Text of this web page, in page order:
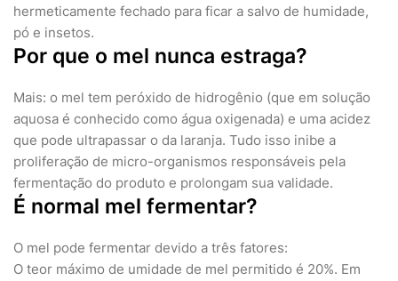
hermeticamente fechado para ficar a salvo de humidade,
pó e insetos.
Por que o mel nunca estraga?
Mais: o mel tem peróxido de hidrogênio (que em solução
aquosa é conhecido como água oxigenada) e uma acidez
que pode ultrapassar o da laranja. Tudo isso inibe a
proliferação de micro-organismos responsáveis pela
fermentação do produto e prolongam sua validade.
É normal mel fermentar?
O mel pode fermentar devido a três fatores:
O teor máximo de umidade de mel permitido é 20%. Em